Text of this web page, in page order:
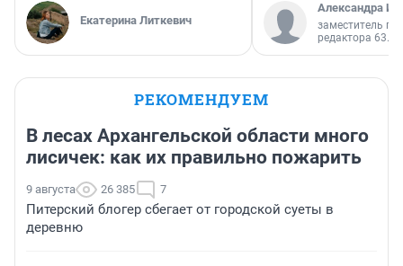
Екатерина Литкевич
Александра
заместитель
редактора 63.RU
РЕКОМЕНДУЕМ
В лесах Архангельской области много
лисичек: как их правильно пожарить
9 августа 26 385 7
Питерский блогер сбегает от городской суеты в
деревню